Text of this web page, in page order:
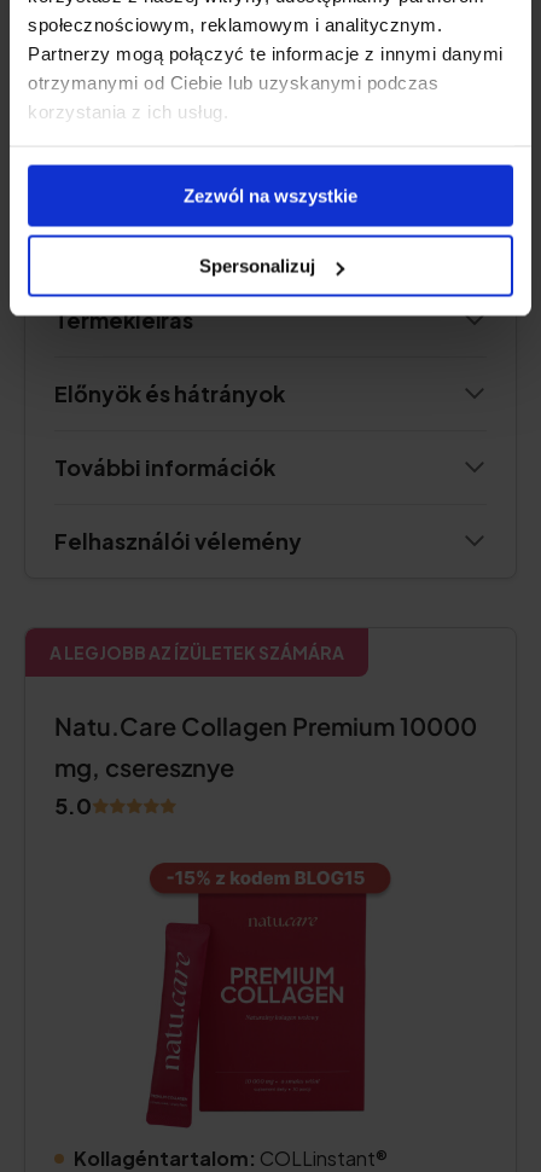
społecznościowym, reklamowym i analitycznym.
Partnerzy mogą połączyć te informacje z innymi danymi
otrzymanymi od Ciebie lub uzyskanymi podczas
korzystania z ich usług.
Zezwól na wszystkie
Spersonalizuj
Adag:1 tasak naponta
Elég:30 nap
Elérhető négy ízben:mangó, szeder, eper-
rebarbara, kakaó vagy ízmix
Nézd meg az árat
Termékleírás
Előnyök és hátrányok
További információk
Felhasználói vélemény
A LEGJOBB AZ ÍZÜLETEK SZÁMÁRA
Natu.Care Collagen Premium 10000
mg, cseresznye
5.0
Kollagéntartalom: COLLinstant®